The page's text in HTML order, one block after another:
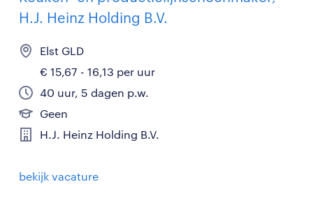
H.J. Heinz Holding B.V.
Elst GLD
€ 15,67 - 16,13 per uur
40 uur, 5 dagen p.w.
Geen
H.J. Heinz Holding B.V.
bekijk vacature